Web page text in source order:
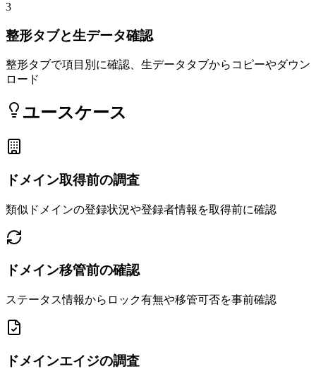
3
整形タブと生データ確認
整形タブで項目別に確認、生データタブからコピーやダウン
ロード
ユースケース
ドメイン取得前の調査
類似ドメインの登録状況や登録者情報を取得前に確認
ドメイン移管前の確認
ステータス情報からロック有無や移管可否を事前確認
ドメインエイジの調査